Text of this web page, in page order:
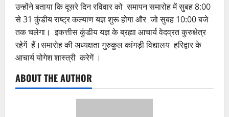
उन्होंने बताया कि दूसरे दिन रविवार को समापन समारोह में सुबह 8:00
से 31 कुंडीय राष्ट्र कल्याण यज्ञ शुरू होगा और जो सुबह 10:00 बजे
तक चलेगा। इकत्तीस कुंडीय यज्ञ के ब्रह्मा आचार्य वेदव्रत कुरुक्षेत्र
रहेगें हैं।समारोह की अध्यक्षता गुरुकुल कांगड़ी विद्यालय हरिद्वार के
आचार्य योगेश शास्त्री करेगें ।
ABOUT THE AUTHOR